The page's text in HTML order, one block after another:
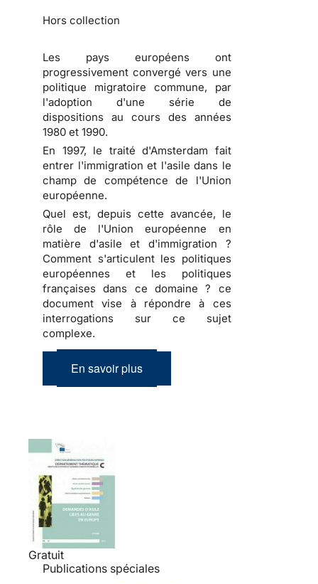
Hors collection
Les pays européens ont
progressivement convergé vers une
politique migratoire commune, par
l'adoption d'une série de
dispositions au cours des années
1980 et 1990.
En 1997, le traité d'Amsterdam fait
entrer l'immigration et l'asile dans le
champ de compétence de l'Union
européenne.
Quel est, depuis cette avancée, le
rôle de l'Union européenne en
matière d'asile et d'immigration ?
Comment s'articulent les politiques
européennes et les politiques
françaises dans ce domaine ? ce
document vise à répondre à ces
interrogations sur ce sujet
complexe.
En savoir plus
Gratuit
Publications spéciales